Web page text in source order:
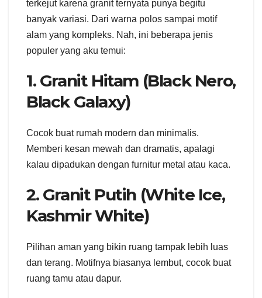
terkejut karena granit ternyata punya begitu
banyak variasi. Dari warna polos sampai motif
alam yang kompleks. Nah, ini beberapa jenis
populer yang aku temui:
1. Granit Hitam (Black Nero,
Black Galaxy)
Cocok buat rumah modern dan minimalis.
Memberi kesan mewah dan dramatis, apalagi
kalau dipadukan dengan furnitur metal atau kaca.
2. Granit Putih (White Ice,
Kashmir White)
Pilihan aman yang bikin ruang tampak lebih luas
dan terang. Motifnya biasanya lembut, cocok buat
ruang tamu atau dapur.